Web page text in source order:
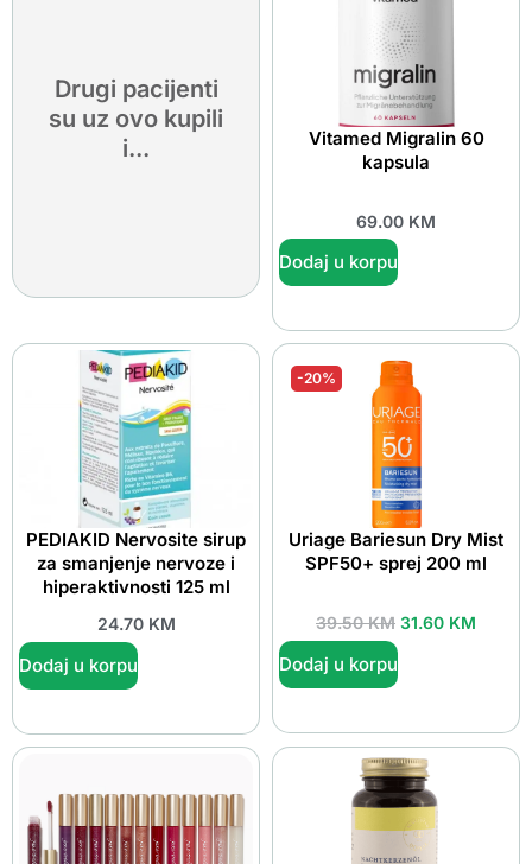
Drugi pacijenti
su uz ovo kupili
i...
Vitamed Migralin 60
kapsula
69.00 KM
Dodaj u korpu
PEDIAKID Nervosite sirup
za smanjenje nervoze i
hiperaktivnosti 125 ml
24.70 KM
Dodaj u korpu
-20%
Uriage Bariesun Dry Mist
SPF50+ sprej 200 ml
39.50KM 31.60 KM
Dodaj u korpu